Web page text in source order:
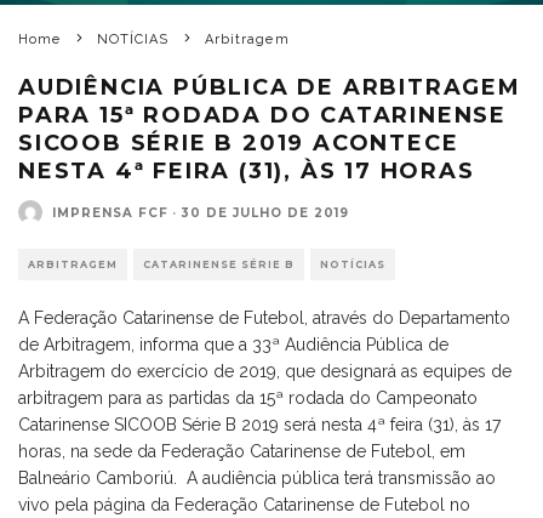
Home NOTÍCIAS Arbitragem
AUDIÊNCIA PÚBLICA DE ARBITRAGEM
PARA 15ª RODADA DO CATARINENSE
SICOOB SÉRIE B 2019 ACONTECE
NESTA 4ª FEIRA (31), ÀS 17 HORAS
IMPRENSA FCF · 30 DE JULHO DE 2019
ARBITRAGEM CATARINENSE SÉRIE B NOTÍCIAS
A Federação Catarinense de Futebol, através do Departamento
de Arbitragem, informa que a 33ª Audiência Pública de
Arbitragem do exercício de 2019, que designará as equipes de
arbitragem para as partidas da 15ª rodada do Campeonato
Catarinense SICOOB Série B 2019 será nesta 4ª feira (31), às 17
horas, na sede da Federação Catarinense de Futebol, em
Balneário Camboriú. A audiência pública terá transmissão ao
vivo pela página da Federação Catarinense de Futebol no